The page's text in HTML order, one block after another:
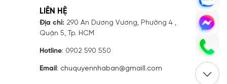
LIÊN HỆ
Địa chỉ: 290 An Dương Vương, Phường 4 ,
Quận 5, Tp. HCM
Hotline: 0902 590 550
Email: chuquyennhaban@gmaill.com